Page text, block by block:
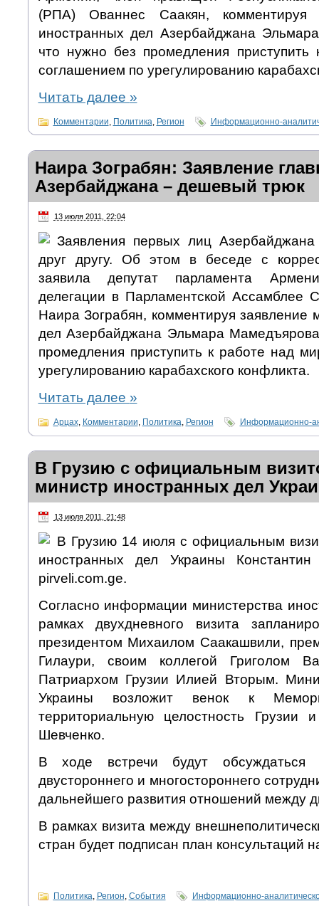
(РПА) Ованнес Саакян, комментируя
иностранных дел Азербайджана
что нужно без промедления
соглашением по урегулированию
Читать далее »
Комментарии, Политика, Регион Информационно-
Наира Зограбян: Заявление
Азербайджана – дешевый трюк
13 июля 2011, 22:04
Заявления первых лиц Азербайджана
друг другу. Об этом в беседе с
заявила депутат парламента
делегации в Парламентской Ассамблее
Наира Зограбян, комментируя заявление
дел Азербайджана Эльмара
промедления приступить к работе над
урегулированию карабахского конфликта.
Читать далее »
Арцах, Комментарии, Политика, Регион Информационно-
В Грузию с официальным
министр иностранных дел
13 июля 2011, 21:48
В Грузию 14 июля с официальным
иностранных дел Украины
pirveli.com.ge.
Согласно информации министерства
рамках двухдневного визита
президентом Михаилом Саакашвили,
Гилаури, своим коллегой Григолом
Патриархом Грузии Илией Вторым.
Украины возложит венок к
территориальную целостность Грузии
Шевченко.
В ходе встречи будут обсуждаться
двустороннего и многостороннего
дальнейшего развития отношений между
В рамках визита между
стран будет подписан план консультаций
Политика Регион События Информационно-